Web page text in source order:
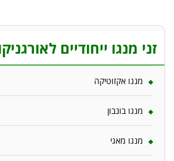
זני מנגו ייחודיים
מנגו אקזוטיקה
מנגו בונבון
מנגו מאגי